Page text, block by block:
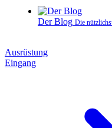
Der Blog Die
Ausrüstung
Eingang